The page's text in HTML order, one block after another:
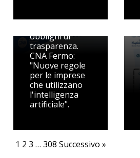
agosto
obblighi di
trasparenza.
CNA Fermo:
"Nuove regole
per le imprese
che utilizzano
l'intelligenza
artificiale".
1 2 3 … 308 Successivo »